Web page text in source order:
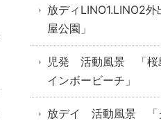
放ディ
屋公園」
児発 活動風景 「桜
インボービーチ」
放デイ 活動風景 「